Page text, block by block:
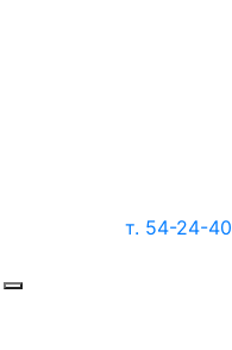
т. 54-24-40